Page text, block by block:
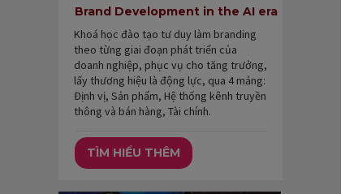
Khoá học đào tạo tư duy làm branding
theo từng giai đoạn phát triển của
doanh nghiệp, phục vụ cho tăng trưởng,
lấy thương hiệu là động lực, qua 4 mảng:
Định vị, Sản phẩm, Hệ thống kênh truyền
thông và bán hàng, Tài chính.
Brand Development in the AI era
TÌM HIỂU THÊM